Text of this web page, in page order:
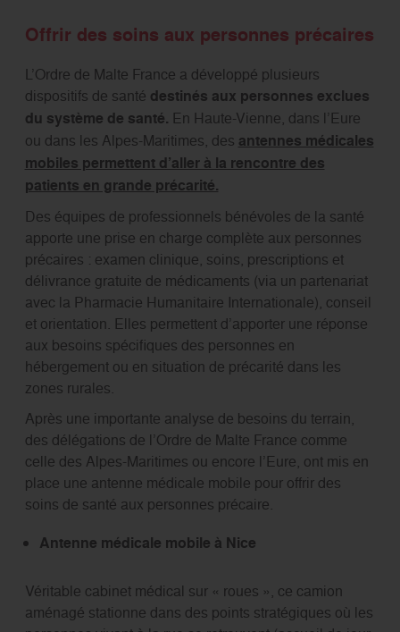
Offrir des soins aux personnes précaires
L’Ordre de Malte France a développé plusieurs
dispositifs de santé destinés aux personnes exclues
du système de santé. En Haute-Vienne, dans l’Eure
ou dans les Alpes-Maritimes, des antennes médicales
mobiles permettent d’aller à la rencontre des
patients en grande précarité.
Des équipes de professionnels bénévoles de la santé
apporte une prise en charge complète aux personnes
précaires : examen clinique, soins, prescriptions et
délivrance gratuite de médicaments (via un partenariat
avec la Pharmacie Humanitaire Internationale), conseil
et orientation. Elles permettent d’apporter une réponse
aux besoins spécifiques des personnes en
hébergement ou en situation de précarité dans les
zones rurales.
Après une importante analyse de besoins du terrain,
des délégations de l’Ordre de Malte France comme
celle des Alpes-Maritimes ou encore l’Eure, ont mis en
place une antenne médicale mobile pour offrir des
soins de santé aux personnes précaire.
Antenne médicale mobile à Nice
Véritable cabinet médical sur « roues », ce camion
aménagé stationne dans des points stratégiques où les